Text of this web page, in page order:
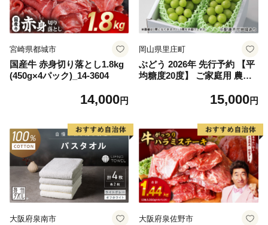
宮崎県都城市
国産牛 赤身切り落とし1.8kg
(450g×4パック)_14-3604
14,000円
岡山県里庄町
ぶどう 2026年 先行予約 【平
均糖度20度】 ご家庭用 農家
ット 2～3房 合計約1.2kg ブ
直送 】
15,000円
大阪府泉南市 大阪府泉佐野市